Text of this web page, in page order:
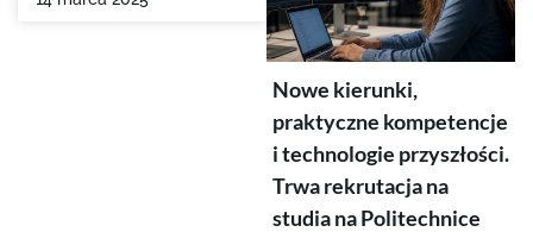
Nowe kierunki,
praktyczne kompetencje
i technologie przyszłości.
Trwa rekrutacja na
studia na Politechnice